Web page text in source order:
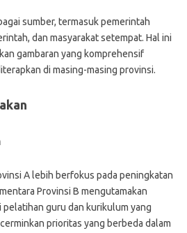
sumber, termasuk pemerintah
dan masyarakat setempat. Hal ini
gambaran yang komprehensif
di masing-masing provinsi.
A lebih berfokus pada peningkatan
Provinsi B mengutamakan
guru dan kurikulum yang
prioritas yang berbeda dalam